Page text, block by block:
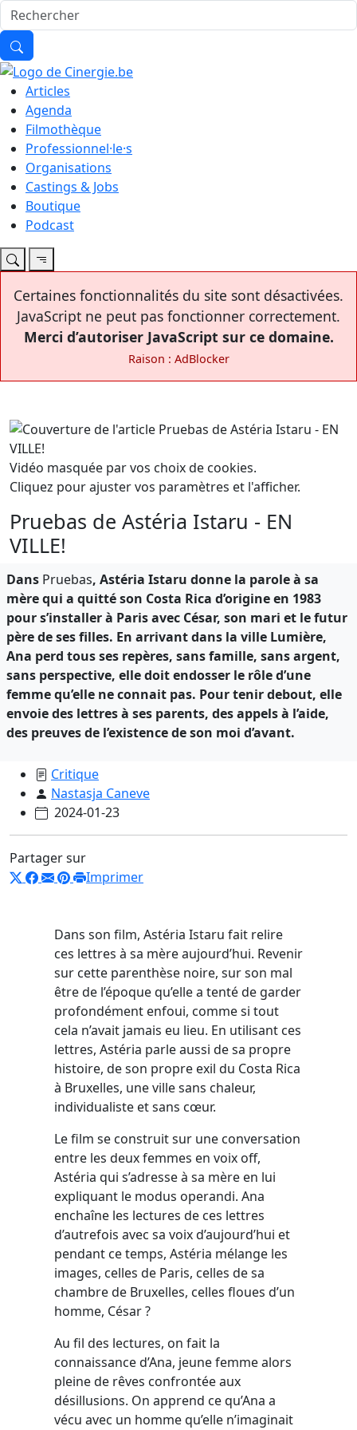
Articles
Agenda
Filmothèque
Professionnel·le·s
Organisations
Castings & Jobs
Boutique
Podcast
Certaines fonctionnalités du site sont désactivées.
JavaScript ne peut pas fonctionner correctement.
Merci d’autoriser JavaScript sur ce domaine.
Raison : AdBlocker
Vidéo masquée par vos choix de cookies.
Cliquez pour ajuster vos paramètres et l'afficher.
Pruebas de Astéria Istaru - EN
VILLE!
Dans Pruebas, Astéria Istaru donne la parole à sa
mère qui a quitté son Costa Rica d’origine en 1983
pour s’installer à Paris avec César, son mari et le futur
père de ses filles. En arrivant dans la ville Lumière,
Ana perd tous ses repères, sans famille, sans argent,
sans perspective, elle doit endosser le rôle d’une
femme qu’elle ne connait pas. Pour tenir debout, elle
envoie des lettres à ses parents, des appels à l’aide,
des preuves de l’existence de son moi d’avant.
Critique
Nastasja Caneve
2024-01-23
Partager sur
Imprimer
Dans son film, Astéria Istaru fait relire
ces lettres à sa mère aujourd’hui. Revenir
sur cette parenthèse noire, sur son mal
être de l’époque qu’elle a tenté de garder
profondément enfoui, comme si tout
cela n’avait jamais eu lieu. En utilisant ces
lettres, Astéria parle aussi de sa propre
histoire, de son propre exil du Costa Rica
à Bruxelles, une ville sans chaleur,
individualiste et sans cœur.
Le film se construit sur une conversation
entre les deux femmes en voix off,
Astéria qui s’adresse à sa mère en lui
expliquant le modus operandi. Ana
enchaîne les lectures de ces lettres
d’autrefois avec sa voix d’aujourd’hui et
pendant ce temps, Astéria mélange les
images, celles de Paris, celles de sa
chambre de Bruxelles, celles floues d’un
homme, César ?
Au fil des lectures, on fait la
connaissance d’Ana, jeune femme alors
pleine de rêves confrontée aux
désillusions. On apprend ce qu’Ana a
vécu avec un homme qu’elle n’imaginait